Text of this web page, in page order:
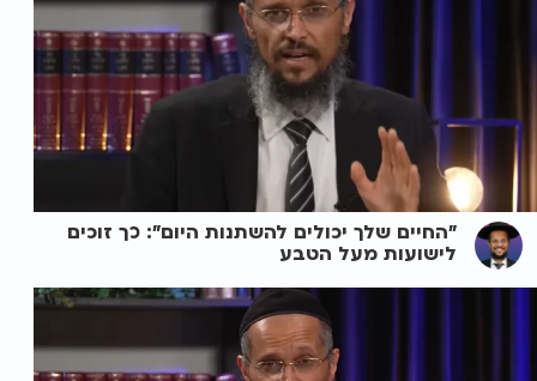
"החיים שלך יכולים להשתנות היום": כך זוכים
לישועות מעל הטבע